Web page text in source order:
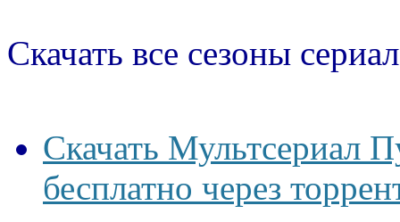
Скачать все сезоны
Скачать Мультсериал
бесплатно через